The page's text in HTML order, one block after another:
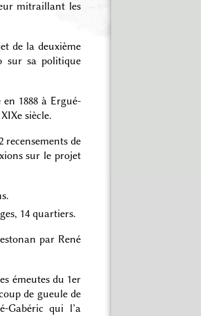
mitraillant les
de la deuxième
sur sa politique
1888 à Ergué-
siècle.
recensements de
sur le projet
14 quartiers.
par René
émeutes du 1er
de gueule de
Gabéric qui l’a